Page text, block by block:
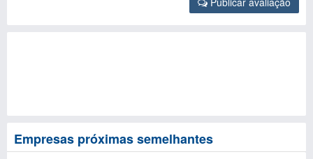
Empresas próximas semelhantes